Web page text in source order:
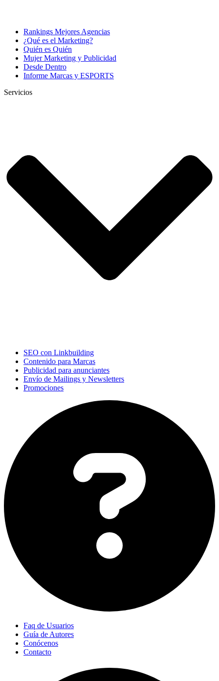
Rankings Mejores Agencias
¿Qué es el Marketing?
Quién es Quién
Mujer Marketing y Publicidad
Desde Dentro
Informe Marcas y ESPORTS
Servicios
SEO con Linkbuilding
Contenido para Marcas
Publicidad para anunciantes
Envío de Mailings y Newsletters
Promociones
Faq de Usuarios
Guía de Autores
Conócenos
Contacto